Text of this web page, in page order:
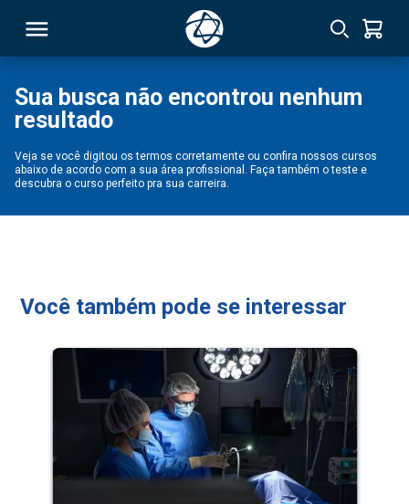
Sua busca não encontrou nenhum
resultado
Veja se você digitou os termos corretamente ou confira nossos cursos
abaixo de acordo com a sua área profissional. Faça também o teste e
descubra o curso perfeito pra sua carreira.
Você também pode se interessar